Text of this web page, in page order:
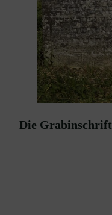
Die Grabinschrift